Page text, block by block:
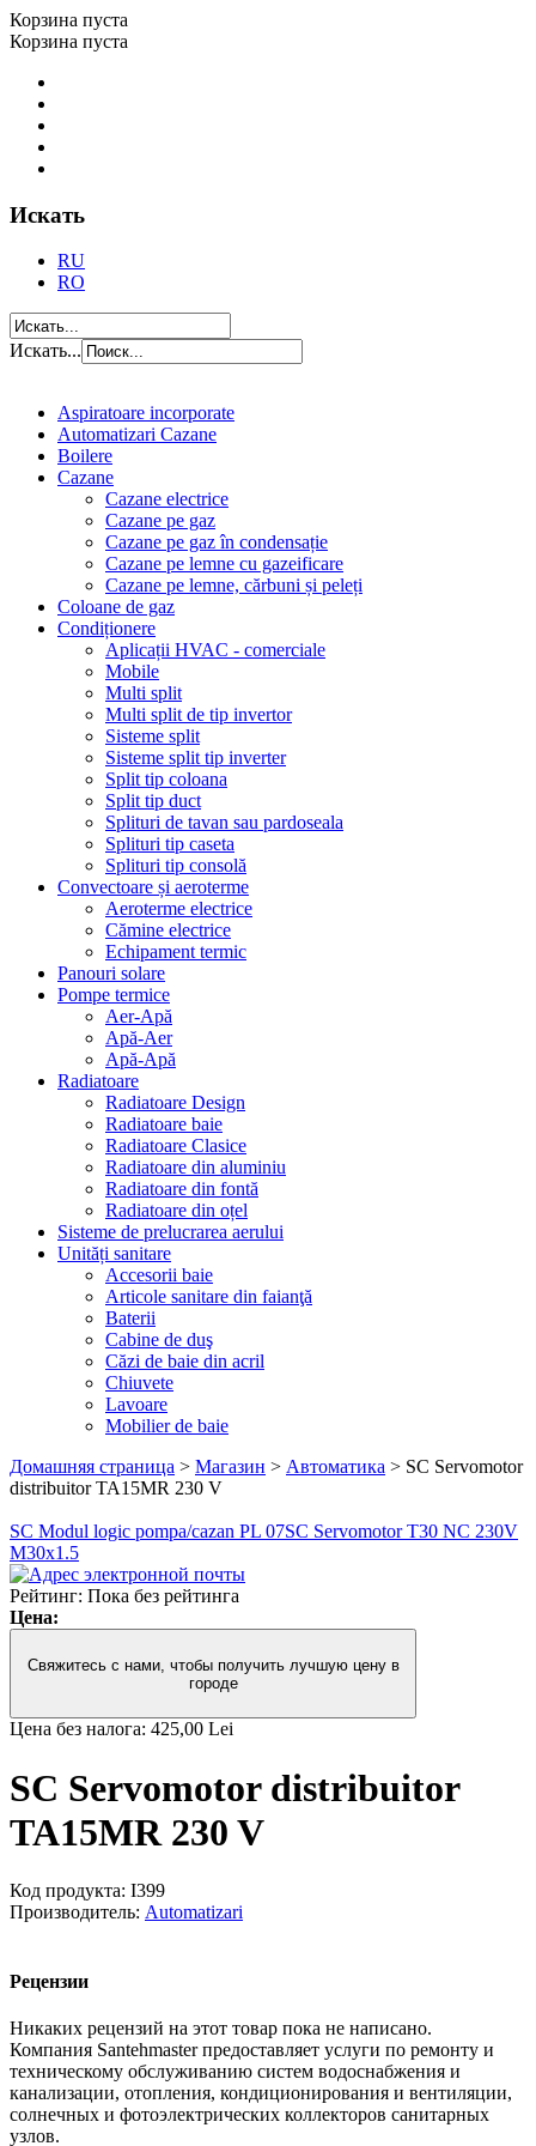
Корзина пуста
Корзина пуста
Искать
RU
RO
Искать...
Aspiratoare incorporate
Automatizari Cazane
Boilere
Cazane
Cazane electrice
Cazane pe gaz
Cazane pe gaz în condensație
Cazane pe lemne cu gazeificare
Cazane pe lemne, cărbuni și peleți
Coloane de gaz
Condiționere
Aplicații HVAC - comerciale
Mobile
Multi split
Multi split de tip invertor
Sisteme split
Sisteme split tip inverter
Split tip coloana
Split tip duct
Splituri de tavan sau pardoseala
Splituri tip caseta
Splituri tip consolă
Convectoare și aeroterme
Aeroterme electrice
Cămine electrice
Echipament termic
Panouri solare
Pompe termice
Aer-Apă
Apă-Aer
Apă-Apă
Radiatoare
Radiatoare Design
Radiatoare baie
Radiatoare Clasice
Radiatoare din aluminiu
Radiatoare din fontă
Radiatoare din oțel
Sisteme de prelucrarea aerului
Unități sanitare
Accesorii baie
Articole sanitare din faianţă
Baterii
Cabine de duş
Căzi de baie din acril
Chiuvete
Lavoare
Mobilier de baie
Домашняя страница > Магазин > Автоматика > SC Servomotor
distribuitor TA15MR 230 V
SC Modul logic pompa/cazan PL 07SC Servomotor T30 NC 230V
M30x1.5
Рейтинг: Пока без рейтинга
Цена:
Свяжитесь с нами, чтобы получить лучшую цену в
городе
Цена без налога: 425,00 Lei
SC Servomotor distribuitor
TA15MR 230 V
Код продукта: I399
Производитель: Automatizari
Рецензии
Никаких рецензий на этот товар пока не написано.
Компания Santehmaster предоставляет услуги по ремонту и
техническому обслуживанию систем водоснабжения и
канализации, отопления, кондиционирования и вентиляции,
солнечных и фотоэлектрических коллекторов санитарных
узлов.